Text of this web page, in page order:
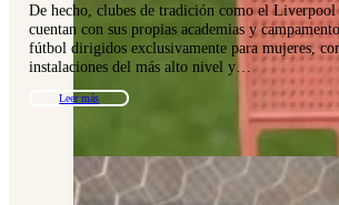
De hecho, clubes de tradición como el Liverpool
cuentan con sus propias academias y
fútbol dirigidos exclusivamente para mujeres,
instalaciones del más alto nivel y…
Leer más